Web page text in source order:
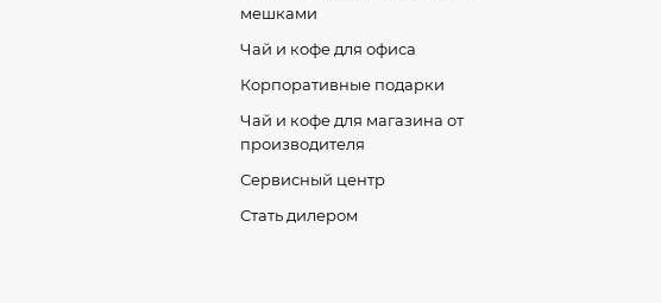
мешками
Чай и кофе для офиса
Корпоративные подарки
Чай и кофе для магазина от
производителя
Сервисный центр
Стать дилером